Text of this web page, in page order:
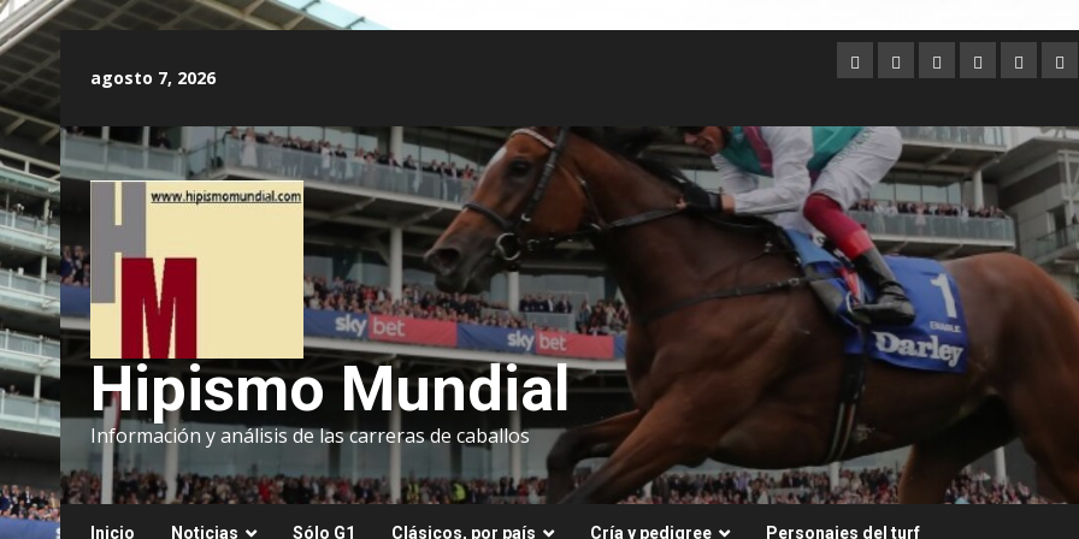
contenido
agosto 7, 2026
Argentina
AustraliaBrasilChileDubai
Hipismo Mundial
Información y análisis de las carreras de caballos
Inicio Noticias Sólo G1 Clásicos, por país Cría y pedigree Personajes del turf